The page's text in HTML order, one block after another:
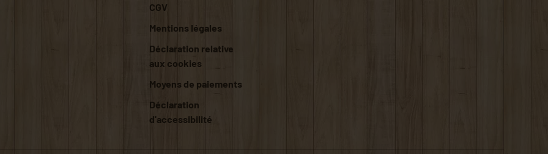
CGV
Mentions légales
Déclaration relative
aux cookies
Moyens de paiements
Déclaration
d'accessibilité